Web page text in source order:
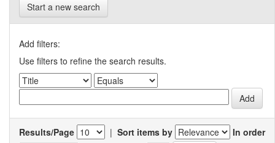
Start a new search
Add filters:
Use filters to refine the search results.
Results/Page | Sort items by
In order